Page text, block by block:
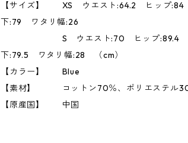
【サイズ】 XS ウエスト:64.2 ヒップ
下:79 ワタリ幅:26
S ウエスト:70 ヒップ:89.4 股
下:79.5 ワタリ幅:28 （cm）
【カラー】 Blue
【素材】 コットン70％、ポリエステル
【原産国】 中国